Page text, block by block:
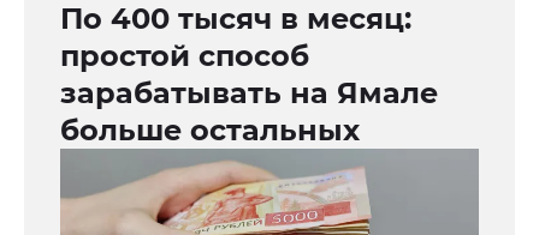
По 400 тысяч в месяц:
простой способ
зарабатывать на Ямале
больше остальных